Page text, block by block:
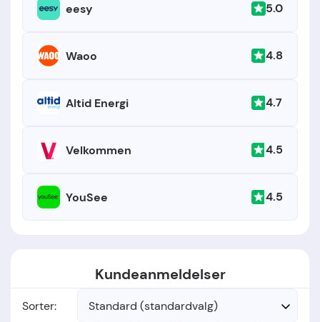
eesy 5.0
Waoo 4.8
Altid Energi 4.7
Velkommen 4.5
YouSee 4.5
Kundeanmeldelser
Sorter: Standard (standardvalg)